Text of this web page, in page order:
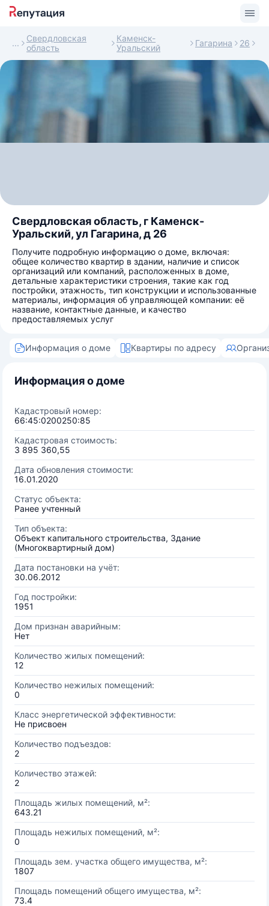
Свердловская
область
Каменск-
Уральский
Гагарина 26
Свердловская область, г Каменск-
Уральский, ул Гагарина, д 26
Получите подробную информацию о доме, включая:
общее количество квартир в здании, наличие и список
организаций или компаний, расположенных в доме,
детальные характеристики строения, такие как год
постройки, этажность, тип конструкции и использованные
материалы, информация об управляющей компании: её
название, контактные данные, и качество
предоставляемых услуг
Информация о доме Квартиры по адресу
Информация о доме
Кадастровый номер:
66:45:0200250:85
Кадастровая стоимость:
3 895 360,55
Дата обновления стоимости:
16.01.2020
Статус объекта:
Ранее учтенный
Тип объекта:
Объект капитального строительства, Здание
(Многоквартирный дом)
Дата постановки на учёт:
30.06.2012
Год постройки:
1951
Дом признан аварийным:
Нет
Количество жилых помещений:
12
Количество нежилых помещений:
0
Класс энергетической эффективности:
Не присвоен
Количество подъездов:
2
Количество этажей:
2
Площадь жилых помещений, м²:
643.21
Площадь нежилых помещений, м²:
0
Площадь зем. участка общего имущества, м²:
1807
Площадь помещений общего имущества, м²:
73.4